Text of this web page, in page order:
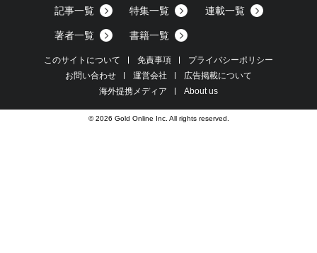
記事一覧 特集一覧 連載一覧
著者一覧 書籍一覧
このサイトについて 免責事項
プライバシーポリシー
お問い合わせ
運営会社
広告掲載について
海外提携メディア
About us
© 2026 Gold Online Inc. All rights reserved.